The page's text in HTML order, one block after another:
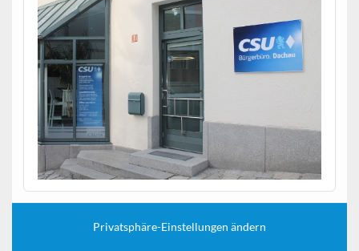
Privatsphäre-Einstellungen ändern